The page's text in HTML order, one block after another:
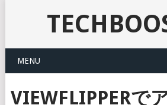
MENU
VIEWFLIPPERで